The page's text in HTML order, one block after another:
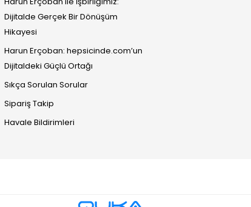
Dijitalde Gerçek Bir Dönüşüm
Hikayesi
Harun Erçoban: hepsicinde.com’un
Dijitaldeki Güçlü Ortağı
Sıkça Sorulan Sorular
Sipariş Takip
Havale Bildirimleri